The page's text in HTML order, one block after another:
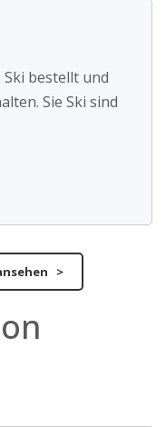
bestellt und
Sie Ski sind
>